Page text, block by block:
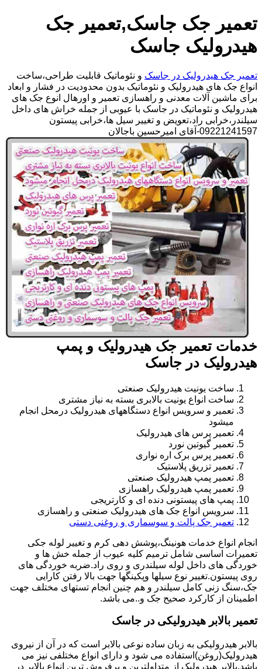
تعمیر جک جاسک,تعمیر جک
هیدرولیک جاسک
تعمیر جک هیدرولیک در جاسک و نئوماتیک قابلیت طراحی،ساخت
انواع جک های هیدرولیک و نئوماتیک بدون محدودیت در فشار و ابعاد
برای ماشین آلات معدنی و راهسازی تعمیر و اورهال انوع جک های
هیدرولیک و نئوماتیک در جاسک با عیوبی از جمله خراش های داخل
سیلندر،خرابی راد،تعویض و تغییر سیل ها،خرابی پیستون
09221241597-آقای امیرحسین باجالان
خدمات تعمیر جک هیدرولیک و پمپ
هیدرولیک در جاسک
ساخت یونیت هیدرولیک صنعتی
ساخت انواع یونیت بالابری بسته به نیاز مشتری
تعمیر و سرویس انواع دستگاههای هیدرولیک درمحل انجام
میشود
تعمیر پرس های هیدرولیک
تعمیر گیوتین نورد
تعمیر پرس برک اره نواری
تعمیر تزریق پلاستیک
تعمیر پمپ هیدرولیک صنعتی
تعمیر پمپ هیدرولیک راهسازی
پمپ های پیستونی دنده ای و کارتریجی
سرویس انواع جک های هیدرولیک صنعتی و راهسازی
تعمیر جک پالت و سوسماری و روغنی دستی
انجام انواع خدمات هونینگ،پوشش دهی کرم و تغییر لوله جکی
تعمیرات اساسی شامل ترمیم کلیه عیوب از جمله خش ها و
خوردگی های داخل لوله سیلندری و روی راد.ضربه خوردگی های
روی پیستون.تغییر نوع سیلها وپکینگها جهت بالا رفتن کارایی
جک،سنگ زنی کامل سیلندر و هم چنین انجام تستهای مختلف جهت
اطمینان از کارکرد صحیح جک و..می باشد.
تعمیر بالابر هیدرولیکی در جاسک
بالابر هیدرولیکی به زبان ساده نوعی بالابر است که در آن از نیروی
هیدرولیک(روغن)استفاده می شود و دارای انواع مختلفی نیز می
باشد.بالابر هیدرولیک از متداولترین و پرفروش ترین انواع بالابر در